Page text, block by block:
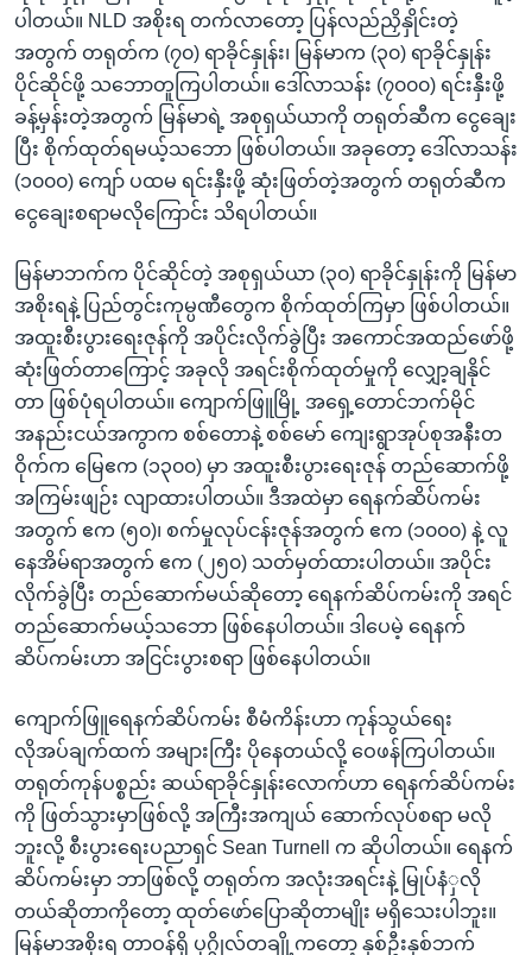
ပါတယ်။ NLD အစိုးရ တက်လာတော့ ပြန်လည်ညှိနှိုင်းတဲ့
အတွက် တရုတ်က (၇၀) ရာခိုင်နှုန်း၊ မြန်မာက (၃၀) ရာခိုင်နှုန်း
ပိုင်ဆိုင်ဖို့ သဘောတူကြပါတယ်။ ဒေါ်လာသန်း (၇၀၀၀) ရင်းနှီးဖို့
ခန့်မှန်းတဲ့အတွက် မြန်မာရဲ့ အစုရှယ်ယာကို တရုတ်ဆီက ငွေချေး
ပြီး စိုက်ထုတ်ရမယ့်သဘော ဖြစ်ပါတယ်။ အခုတော့ ဒေါ်လာသန်း
(၁၀၀၀) ကျော် ပထမ ရင်းနှီးဖို့ ဆုံးဖြတ်တဲ့အတွက် တရုတ်ဆီက
ငွေချေးစရာမလိုကြောင်း သိရပါတယ်။
မြန်မာဘက်က ပိုင်ဆိုင်တဲ့ အစုရှယ်ယာ (၃၀) ရာခိုင်နှုန်းကို မြန်မာ
အစိုးရနဲ့ ပြည်တွင်းကုမ္ပဏီတွေက စိုက်ထုတ်ကြမှာ ဖြစ်ပါတယ်။
အထူးစီးပွားရေးဇုန်ကို အပိုင်းလိုက်ခွဲပြီး အကောင်အထည်ဖော်ဖို့
ဆုံးဖြတ်တာကြောင့် အခုလို အရင်းစိုက်ထုတ်မှုကို လျှော့ချနိုင်
တာ ဖြစ်ပုံရပါတယ်။ ကျောက်ဖြူမြို့ အရှေ့တောင်ဘက်မိုင်
အနည်းငယ်အကွာက စစ်တောနဲ့ စစ်မော် ကျေးရွာအုပ်စုအနီးတ
ဝိုက်က မြေဧက (၁၃၀၀) မှာ အထူးစီးပွားရေးဇုန် တည်ဆောက်ဖို့
အကြမ်းဖျဉ်း လျာထားပါတယ်။ ဒီအထဲမှာ ရေနက်ဆိပ်ကမ်း
အတွက် ဧက (၅၀)၊ စက်မှုလုပ်ငန်းဇုန်အတွက် ဧက (၁၀၀၀) နဲ့ လူ
နေအိမ်ရာအတွက် ဧက (၂၅၀) သတ်မှတ်ထားပါတယ်။ အပိုင်း
လိုက်ခွဲပြီး တည်ဆောက်မယ်ဆိုတော့ ရေနက်ဆိပ်ကမ်းကို အရင်
တည်ဆောက်မယ့်သဘော ဖြစ်နေပါတယ်။ ဒါပေမဲ့ ရေနက်
ဆိပ်ကမ်းဟာ အငြင်းပွားစရာ ဖြစ်နေပါတယ်။
ကျောက်ဖြူရေနက်ဆိပ်ကမ်း စီမံကိန်းဟာ ကုန်သွယ်ရေး
လိုအပ်ချက်ထက် အများကြီး ပိုနေတယ်လို့ ဝေဖန်ကြပါတယ်။
တရုတ်ကုန်ပစ္စည်း ဆယ်ရာခိုင်နှုန်းလောက်ဟာ ရေနက်ဆိပ်ကမ်း
ကို ဖြတ်သွားမှာဖြစ်လို့ အကြီးအကျယ် ဆောက်လုပ်စရာ မလို
ဘူးလို့ စီးပွားရေးပညာရှင် Sean Turnell က ဆိုပါတယ်။ ရေနက်
ဆိပ်ကမ်းမှာ ဘာဖြစ်လို့ တရုတ်က အလုံးအရင်းနဲ့ မြုပ်နံှလို
တယ်ဆိုတာကိုတော့ ထုတ်ဖော်ပြောဆိုတာမျိုး မရှိသေးပါဘူး။
မြန်မာအစိုးရ တာဝန်ရှိ ပုဂ္ဂိုလ်တချို့ကတော့ နှစ်ဦးနှစ်ဘက်